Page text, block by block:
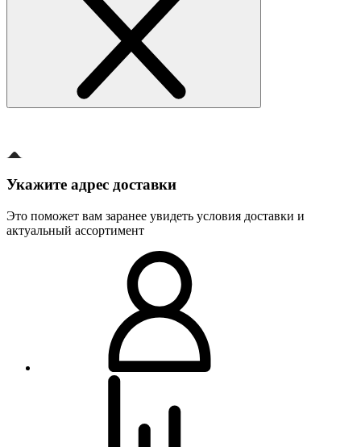
Укажите адрес доставки
Это поможет вам заранее увидеть условия доставки и
актуальный ассортимент